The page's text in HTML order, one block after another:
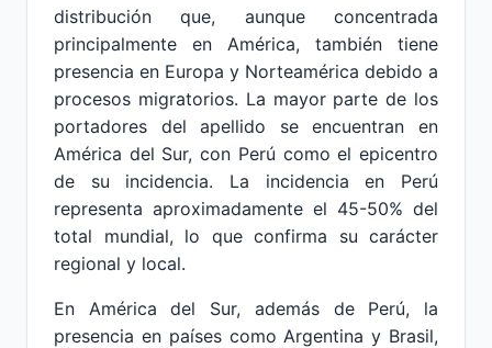
distribución que, aunque concentrada
principalmente en América, también tiene
presencia en Europa y Norteamérica debido a
procesos migratorios. La mayor parte de los
portadores del apellido se encuentran en
América del Sur, con Perú como el epicentro
de su incidencia. La incidencia en Perú
representa aproximadamente el 45-50% del
total mundial, lo que confirma su carácter
regional y local.
En América del Sur, además de Perú, la
presencia en países como Argentina y Brasil,